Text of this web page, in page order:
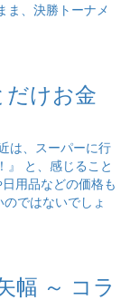
ま、決勝トーナメ
だけお金
は、スーパーに行
』 と、感じること
用品などの価格も
ではないでしょ
幅 ～ コラ